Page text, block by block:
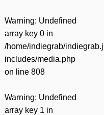
Warning: Undefined
array key 0 in
/home/indiegrab/
includes/media.php
on line 808
Warning: Undefined
array key 1 in